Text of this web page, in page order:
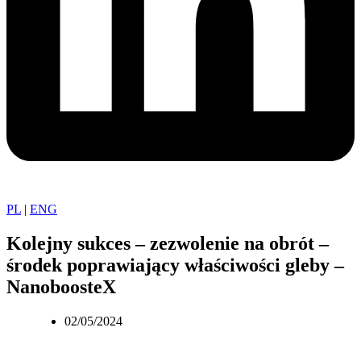
PL | ENG
Kolejny sukces – zezwolenie na obrót –
środek poprawiający właściwości gleby –
NanoboosteX
02/05/2024